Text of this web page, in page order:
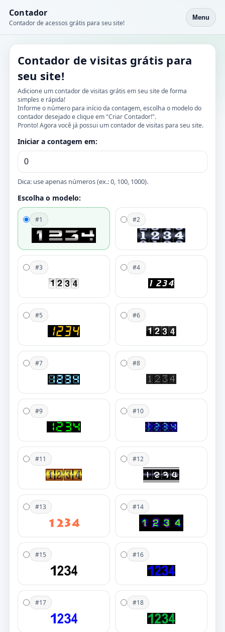
Contador
Contador de acessos grátis para seu site!
Menu
Contador de visitas grátis para
seu site!
Adicione um contador de visitas grátis em seu site de forma
simples e rápida!
Informe o número para início da contagem, escolha o modelo do
contador desejado e clique em "Criar Contador!".
Pronto! Agora você já possui um contador de visitas para seu site.
Iniciar a contagem em:
Dica: use apenas números (ex.: 0, 100, 1000).
Escolha o modelo:
#1 #2
#3 #4
#5 #6
#7 #8
#9 #10
#11 #12
#13 #14
#15 #16
#17 #18